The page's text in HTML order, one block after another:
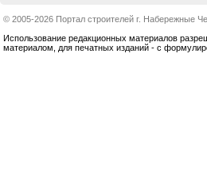
© 2005-2026 Портал строителей г. Набережные
Использование редакционных материалов
материалом, для печатных изданий - с